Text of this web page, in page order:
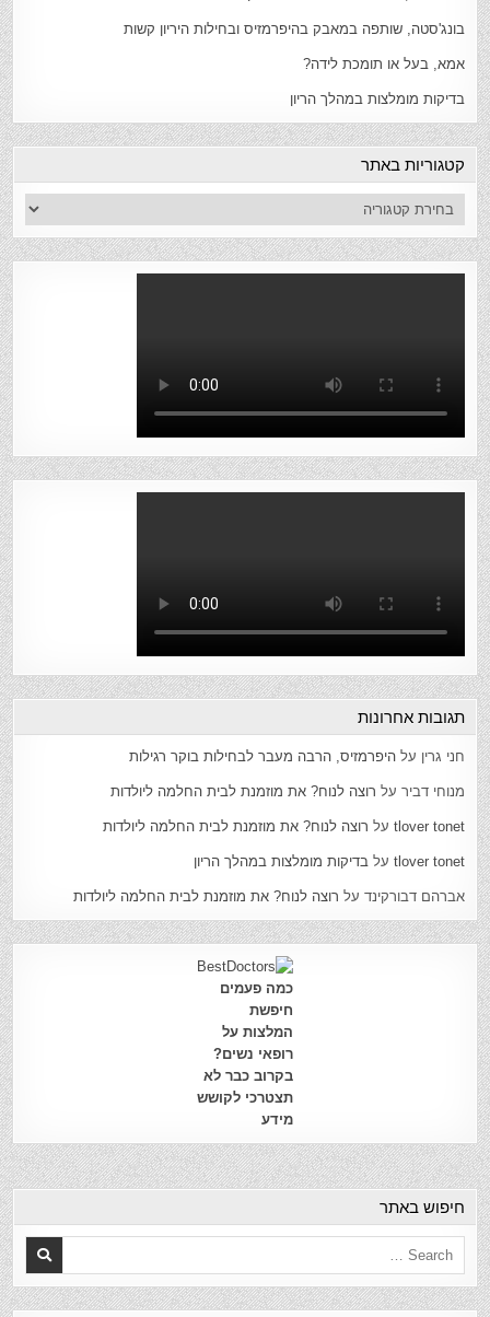
בונג'סטה, שותפה במאבק בהיפרמזיס ובחילות היריון קשות
אמא, בעל או תומכת לידה?
בדיקות מומלצות במהלך הריון
קטגוריות באתר
תגובות אחרונות
חני גרין עלהיפרמזיס, הרבה מעבר לבחילות בוקר רגילות
מנוחי דביר על רוצה לנוח? את מוזמנת לבית החלמה ליולדות
tlover tonet על רוצה לנוח? את מוזמנת לבית החלמה ליולדות
tlover tonet על בדיקות מומלצות במהלך הריון
אברהם דבורקינד על רוצה לנוח? את מוזמנת לבית החלמה ליולדות
כמה פעמים
חיפשת
המלצות על
רופאי נשים?
בקרוב כבר לא
תצטרכי לקושש
מידע
חיפוש באתר